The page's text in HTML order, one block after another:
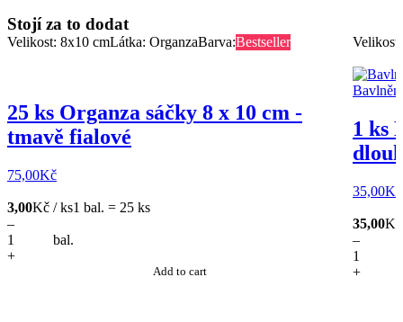
Stojí za to dodat
Velikost: 8x10 cmLátka: OrganzaBarva:Bestseller
25 ks Organza sáčky 8 x 10 cm -
tmavě fialové
75,00Kč
3,00Kč / ks1 bal. = 25 ks
–
bal.
+
Add to cart
1 ks
35,00Kč
35,00
–
+